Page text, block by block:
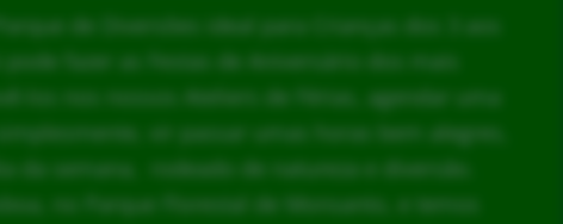
de Diversões ideal para Crianças dos 3 aos
pode fazer as Festas de Aniversário dos mais
los nos nossos Ateliers de Férias, agendar uma
vir passar umas horas bem alegres,
da semana, rodeado de natureza e diversão.
no Parque Florestal de Monsanto, e temos